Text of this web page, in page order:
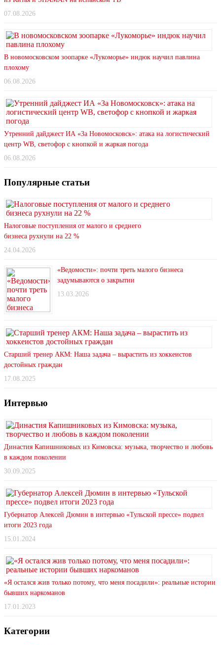
07.08.2026
В новомосковском зоопарке «Лукоморье» индюк научил павлина
плохому
06.08.2026
Утренний дайджест ИА «За Новомосковск»: атака на логистический
центр WB, светофор с кнопкой и жаркая погода
06.08.2026
Популярные статьи
Налоговые поступления от малого и среднего
бизнеса рухнули на 22 %
24.04.2026
«Ведомости»: почти треть малого бизнеса
задумываются о закрытии
13.03.2026
Старший тренер АКМ: Наша задача – вырастить из хоккеистов
достойных граждан
17.08.2025
Интервью
Династия Капишниковых из Кимовска: музыка, творчество и любовь
в каждом поколении
30.09.2025
Губернатор Алексей Дюмин в интервью «Тульской прессе» подвел
итоги 2023 года
15.01.2024
«Я остался жив только потому, что меня посадили»: реальные истории
бывших наркоманов
17.01.2023
Категории